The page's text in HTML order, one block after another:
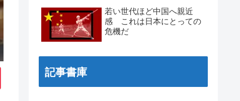
若い世代ほど中国へ親近
感 これは日本にとっての
危機だ
記事書庫